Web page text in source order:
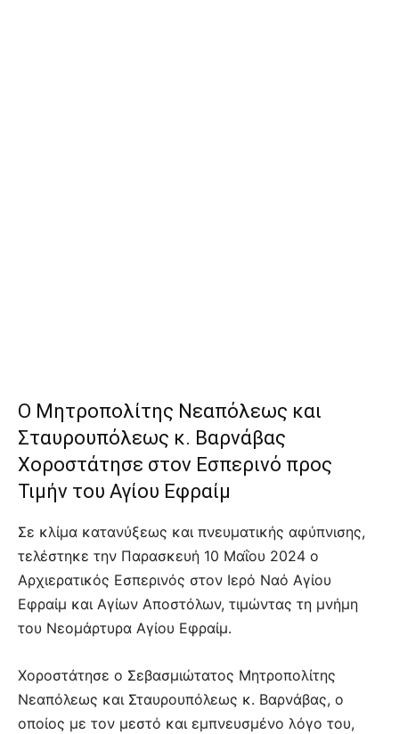
Ο Μητροπολίτης Νεαπόλεως και
Σταυρουπόλεως κ. Βαρνάβας
Χοροστάτησε στον Εσπερινό προς
Τιμήν του Αγίου Εφραίμ
Σε κλίμα κατανύξεως και πνευματικής αφύπνισης,
τελέστηκε την Παρασκευή 10 Μαΐου 2024 ο
Αρχιερατικός Εσπερινός στον Ιερό Ναό Αγίου
Εφραίμ και Αγίων Αποστόλων, τιμώντας τη μνήμη
του Νεομάρτυρα Αγίου Εφραίμ.
Χοροστάτησε ο Σεβασμιώτατος Μητροπολίτης
Νεαπόλεως και Σταυρουπόλεως κ. Βαρνάβας, ο
οποίος με τον μεστό και εμπνευσμένο λόγο του,